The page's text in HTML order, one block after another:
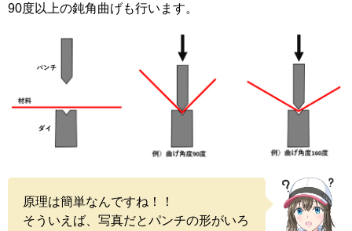
90度以上の鈍角曲げも行います。
原理は簡単なんですね！！
そういえば、写真だとパンチの形がいろ